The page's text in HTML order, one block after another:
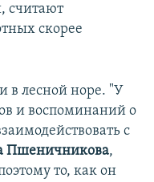
считают
скорее
в лесной норе. "У
и воспоминаний о
с
Пшеничникова,
то, как он